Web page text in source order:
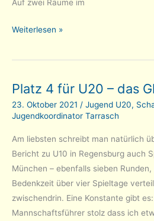
Auf zwei Räume im
MMM
Tarrasch
–
Garching
4
Weiterlesen »
Platz 4 für U20 – das
23. Oktober 2021 / Jugend U20,
Jugendkoordinator Tarrasch
Am liebsten schreibt man natürlich
Bericht zu U10 in Regensburg auch
München – ebenfalls sieben
Bedenkzeit über vier Spieltage
zwischendrin. Eine Konstante gibt
Mannschaftsführer stolz dass ich